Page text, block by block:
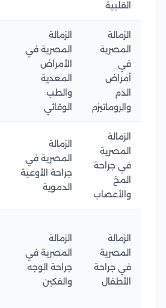
القلبية
الزمالة
المصرية
في
أمراض
الدم
والروماتيزم
الزمالة
المصرية في
الأمراض
المعدية
والطب
الوقائي
الزمالة
المصرية
في جراحة
المخ
والأعصاب
الزمالة
المصرية في
جراحة الأوعية
الدموية
الزمالة
المصرية
في جراحة
الأطفال
الزمالة
المصرية في
جراحة الوجه
والفكين